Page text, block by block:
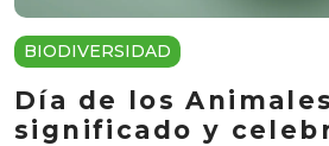
BIODIVERSIDAD
Día de los
significado y